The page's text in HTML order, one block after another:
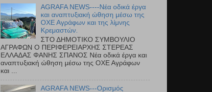
AGRAFA NEWS----Νέα οδικά έργα
και αναπτυξιακή ώθηση μέσω της
ΟΧΕ Αγράφων και της λίμνης
Κρεμαστών.
ΣΤΟ ΔΗΜΟΤΙΚΟ ΣΥΜΒΟΥΛΙΟ
ΑΓΡΑΦΩΝ Ο ΠΕΡΙΦΕΡΕΙΑΡΧΗΣ ΣΤΕΡΕΑΣ
ΕΛΛΑΔΑΣ ΦΑΝΗΣ ΣΠΑΝΟΣ Νέα οδικά έργα και
αναπτυξιακή ώθηση μέσω της ΟΧΕ Αγράφων
και ...
AGRAFA NEWS---Ορισμός